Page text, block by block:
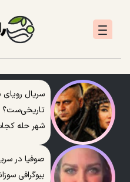
سریال
تاریخی‌ست؟
شهر حله
صوفیا در
بیوگرافی